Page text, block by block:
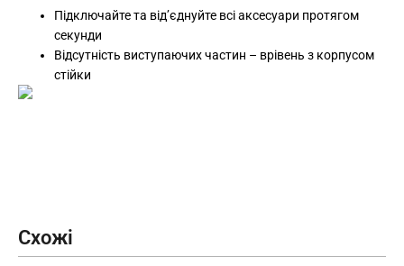
Підключайте та від’єднуйте всі аксесуари протягом
секунди
Відсутність виступаючих частин – врівень з корпусом
стійки
Схожі